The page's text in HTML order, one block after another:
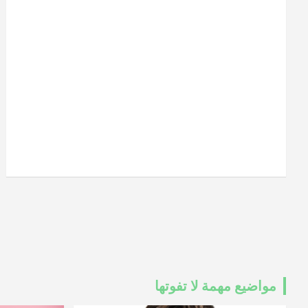
مواضيع مهمة لا تفوتها